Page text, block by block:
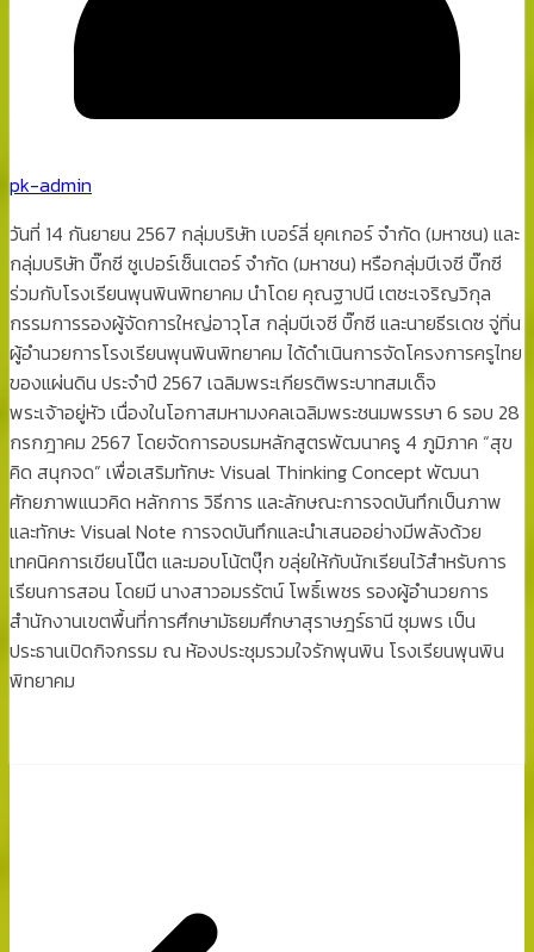
pk-admin
วันที่ 14 กันยายน 2567 กลุ่มบริษัท เบอร์ลี่ ยุคเกอร์ จำกัด (มหาชน) และ
กลุ่มบริษัท บิ๊กซี ซูเปอร์เซ็นเตอร์ จำกัด (มหาชน) หรือกลุ่มบีเจซี บิ๊กซี
ร่วมกับโรงเรียนพุนพินพิทยาคม นำโดย คุณฐาปนี เตชะเจริญวิกุล
กรรมการรองผู้จัดการใหญ่อาวุโส กลุ่มบีเจซี บิ๊กซี และนายธีรเดช จู่ทิ่น
ผู้อำนวยการโรงเรียนพุนพินพิทยาคม ได้ดำเนินการจัดโครงการครูไทย
ของแผ่นดิน ประจำปี 2567 เฉลิมพระเกียรติพระบาทสมเด็จ
พระเจ้าอยู่หัว เนื่องในโอกาสมหามงคลเฉลิมพระชนมพรรษา 6 รอบ 28
กรกฎาคม 2567 โดยจัดการอบรมหลักสูตรพัฒนาครู 4 ภูมิภาค “สุข
คิด สนุกจด” เพื่อเสริมทักษะ Visual Thinking Concept พัฒนา
ศักยภาพแนวคิด หลักการ วิธีการ และลักษณะการจดบันทึกเป็นภาพ
และทักษะ Visual Note การจดบันทึกและนำเสนออย่างมีพลังด้วย
เทคนิคการเขียนโน๊ต และมอบโน้ตบุ๊ก ขลุ่ยให้กับนักเรียนไว้สำหรับการ
เรียนการสอน โดยมี นางสาวอมรรัตน์ โพธิ์เพชร รองผู้อำนวยการ
สำนักงานเขตพื้นที่การศึกษามัธยมศึกษาสุราษฎร์ธานี ชุมพร เป็น
ประธานเปิดกิจกรรม ณ ห้องประชุมรวมใจรักพุนพิน โรงเรียนพุนพิน
พิทยาคม